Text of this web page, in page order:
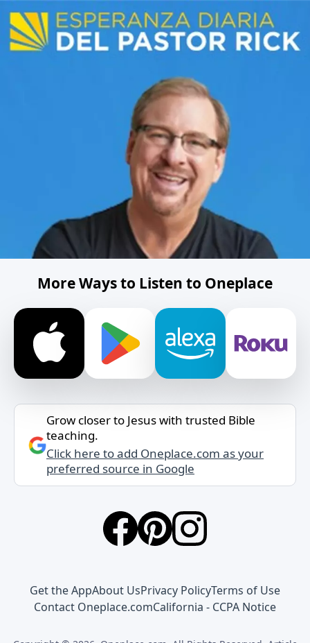
More Ways to Listen to Oneplace
Grow closer to Jesus with trusted Bible
teaching.
Click here to add Oneplace.com as your
preferred source in Google
Get the AppAbout UsPrivacy PolicyTerms of Use
Contact Oneplace.comCalifornia - CCPA Notice